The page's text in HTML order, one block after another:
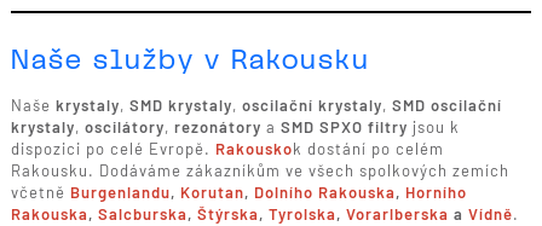
Naše služby v Rakousku
Naše krystaly, SMD krystaly, oscilační krystaly, SMD oscilační
krystaly, oscilátory, rezonátory a SMD SPXO filtry jsou k
dispozici po celé Evropě. Rakouskok dostání po celém
Rakousku. Dodáváme zákazníkům ve všech spolkových zemích
včetně Burgenlandu, Korutan, Dolního Rakouska, Horního
Rakouska, Salcburska, Štýrska, Tyrolska, Vorarlberska a Vídně.